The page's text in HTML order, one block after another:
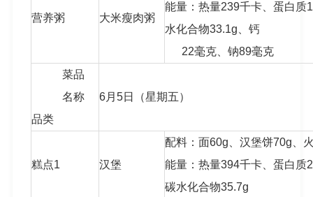
营养粥 大米瘦肉粥
能量：热量239千卡、蛋白质
水化合物33.1g、钙
22毫克、钠89毫克
菜品
名称
品类
6月5日（星期五）
糕点1 汉堡
配料：面60g、汉堡饼70g、
能量：热量394千卡、蛋白质
碳水化合物35.7g